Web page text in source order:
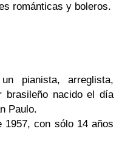
románticas y boleros.
pianista, arreglista,
brasileño nacido el día
Paulo.
1957, con sólo 14 años